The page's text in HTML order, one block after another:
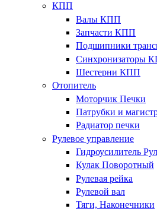
КПП
Валы КПП
Запчасти КПП
Подшипники
Синхронизаторы
Шестерни КПП
Отопитель
Моторчик Печки
Патрубки и
Радиатор печки
Рулевое управление
Гидроусилитель
Кулак Поворотный
Рулевая рейка
Рулевой вал
Тяги, Наконечники